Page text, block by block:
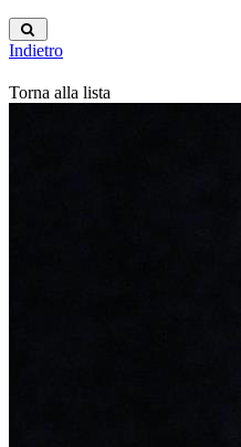
Indietro
Torna alla lista